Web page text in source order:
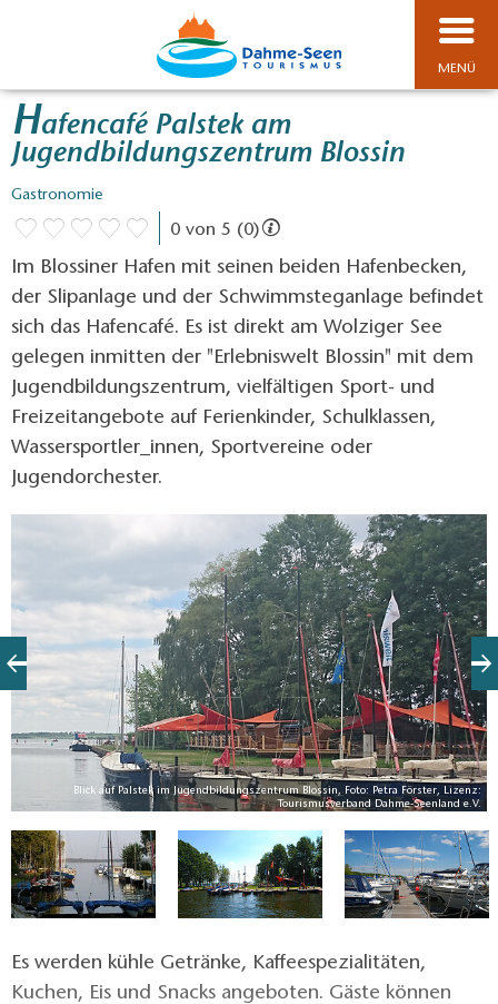
MENÜ
Hafencafé Palstek am
Jugendbildungszentrum Blossin
Gastronomie
0 von 5 (0)
Im Blossiner Hafen mit seinen beiden Hafenbecken,
der Slipanlage und der Schwimmsteganlage befindet
sich das Hafencafé. Es ist direkt am Wolziger See
gelegen inmitten der "Erlebniswelt Blossin" mit dem
Jugendbildungszentrum, vielfältigen Sport- und
Freizeitangebote auf Ferienkinder, Schulklassen,
Wassersportler_innen, Sportvereine oder
Jugendorchester.
Blick auf Palstek im Jugendbildungszentrum Blossin, Foto: Petra Förster, Lizenz:
Tourismusverband Dahme-Seenland e.V.
Es werden kühle Getränke, Kaffeespezialitäten,
Kuchen, Eis und Snacks angeboten. Gäste können